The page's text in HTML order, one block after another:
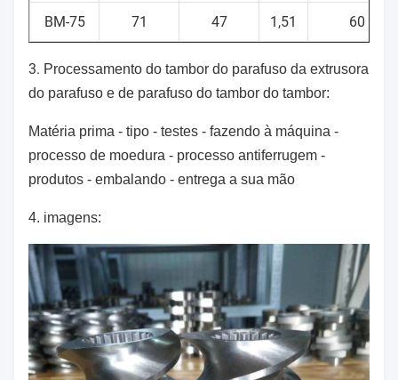
BM-75 71 47 1,51 60
3. Processamento do tambor do parafuso da extrusora
do parafuso e de parafuso do tambor do tambor:
Matéria prima - tipo - testes - fazendo à máquina -
processo de moedura - processo antiferrugem -
produtos - embalando - entrega a sua mão
4. imagens: